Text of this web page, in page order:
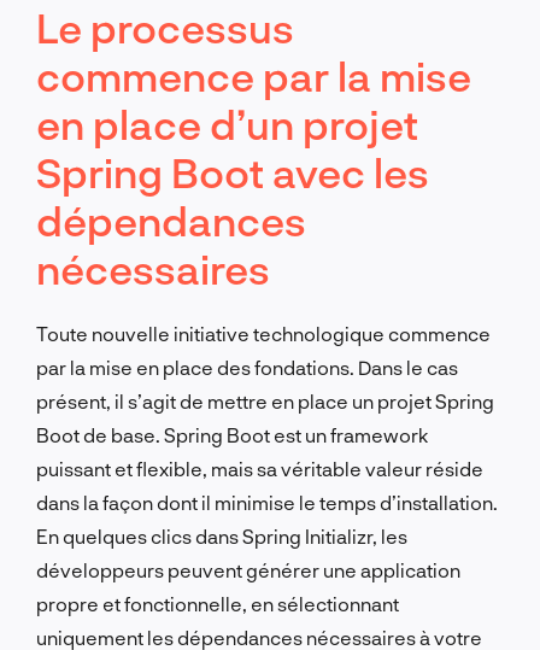
Le processus
commence par la mise
en place d’un projet
Spring Boot avec les
dépendances
nécessaires
Toute nouvelle initiative technologique commence
par la mise en place des fondations. Dans le cas
présent, il s’agit de mettre en place un projet Spring
Boot de base. Spring Boot est un framework
puissant et flexible, mais sa véritable valeur réside
dans la façon dont il minimise le temps d’installation.
En quelques clics dans Spring Initializr, les
développeurs peuvent générer une application
propre et fonctionnelle, en sélectionnant
uniquement les dépendances nécessaires à votre